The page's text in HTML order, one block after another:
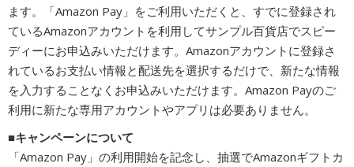
ます。「Amazon Pay」をご利用いただくと、すでに登録され
ているAmazonアカウントを利用してサンプル百貨店でスピー
ディーにお申込みいただけます。Amazonアカウントに登録さ
れているお支払い情報と配送先を選択するだけで、新たな情報
を入力することなくお申込みいただけます。Amazon Payのご
利用に新たな専用アカウントやアプリは必要ありません。
■キャンペーンについて
「Amazon Pay」の利用開始を記念し、抽選でAmazonギフトカ